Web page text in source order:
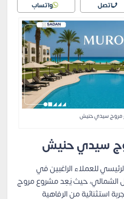
اتصل واتساب
مروج سيدي حنيش
سيدي حنيش
للعملاء الراغبين في
الشمالي، حيث يَعِد مشروع مروج
استثنائية من الرفاهية